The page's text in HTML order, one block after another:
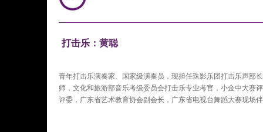
打击乐：黄聪
青年打击乐演奏家、国家级演奏员，现担任珠影乐团打击乐声部
师，文化和旅游部音乐考级委员会打击乐专业考官，小金中大赛
评委，广东省艺术教育协会副会长，广东省电视台舞蹈大赛现场